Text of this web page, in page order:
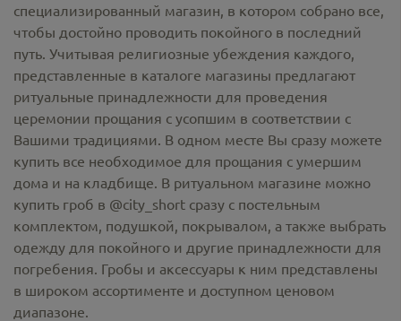
специализированный магазин, в котором собрано все,
чтобы достойно проводить покойного в последний
путь. Учитывая религиозные убеждения каждого,
представленные в каталоге магазины предлагают
ритуальные принадлежности для проведения
церемонии прощания с усопшим в соответствии с
Вашими традициями. В одном месте Вы сразу можете
купить все необходимое для прощания с умершим
дома и на кладбище. В ритуальном магазине можно
купить гроб в @city_short сразу с постельным
комплектом, подушкой, покрывалом, а также выбрать
одежду для покойного и другие принадлежности для
погребения. Гробы и аксессуары к ним представлены
в широком ассортименте и доступном ценовом
диапазоне.